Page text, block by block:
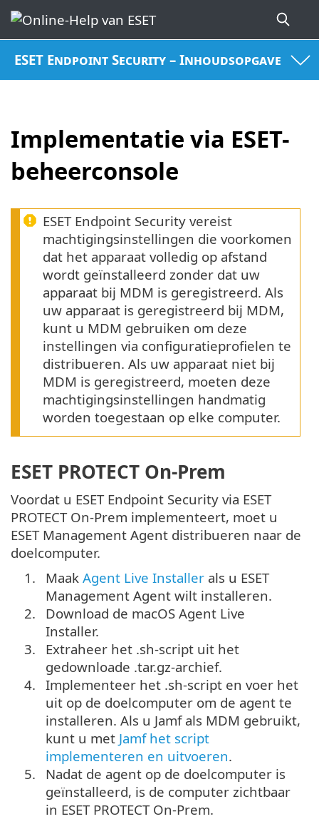
ESET Endpoint Security – Inhoudsopgave
Implementatie via ESET-
beheerconsole
ESET Endpoint Security vereist
machtigingsinstellingen die voorkomen
dat het apparaat volledig op afstand
wordt geïnstalleerd zonder dat uw
apparaat bij MDM is geregistreerd. Als
uw apparaat is geregistreerd bij MDM,
kunt u MDM gebruiken om deze
instellingen via configuratieprofielen te
distribueren. Als uw apparaat niet bij
MDM is geregistreerd, moeten deze
machtigingsinstellingen handmatig
worden toegestaan op elke computer.
ESET PROTECT On-Prem
Voordat u ESET Endpoint Security via ESET
PROTECT On-Prem implementeert, moet u
ESET Management Agent distribueren naar de
doelcomputer.
1.
Maak Agent Live Installer als u ESET
Management Agent wilt installeren.
2.
Download de macOS Agent Live
Installer.
3.
Extraheer het .sh-script uit het
gedownloade .tar.gz-archief.
4. Implementeer het .sh-script en voer het
uit op de doelcomputer om de agent te
installeren. Als u Jamf als MDM gebruikt,
kunt u met Jamf het script
implementeren en uitvoeren.
5.
Nadat de agent op de doelcomputer is
geïnstalleerd, is de computer zichtbaar
in ESET PROTECT On-Prem.